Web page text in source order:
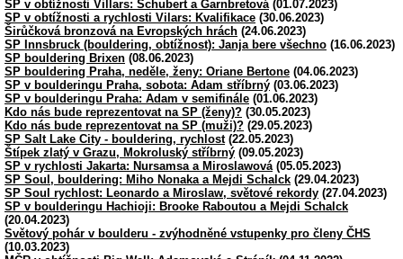
SP v obtížnosti Villars: Schubert a Garnbretová (01.07.2023)
SP v obtížnosti a rychlosti Vilars: Kvalifikace (30.06.2023)
Širůčková bronzová na Evropských hrách (24.06.2023)
SP Innsbruck (bouldering, obtížnost): Janja bere všechno (16.06.2023)
SP bouldering Brixen (08.06.2023)
SP bouldering Praha, neděle, ženy: Oriane Bertone (04.06.2023)
SP v boulderingu Praha, sobota: Adam stříbrný (03.06.2023)
SP v boulderingu Praha: Adam v semifinále (01.06.2023)
Kdo nás bude reprezentovat na SP (ženy)? (30.05.2023)
Kdo nás bude reprezentovat na SP (muži)? (29.05.2023)
SP Salt Lake City - bouldering, rychlost(22.05.2023)
Štípek zlatý v Grazu, Mokroluský stříbrný (09.05.2023)
SP v rychlosti Jakarta: Nursamsa a Miroslawová (05.05.2023)
SP Soul, bouldering: Miho Nonaka a Mejdi Schalck (29.04.2023)
SP Soul rychlost: Leonardo a Miroslaw, světové rekordy (27.04.2023)
SP v boulderingu Hachioji: Brooke Raboutou a Mejdi Schalck
(20.04.2023)
Světový pohár v boulderu - zvýhodněné vstupenky pro členy ČHS
(10.03.2023)